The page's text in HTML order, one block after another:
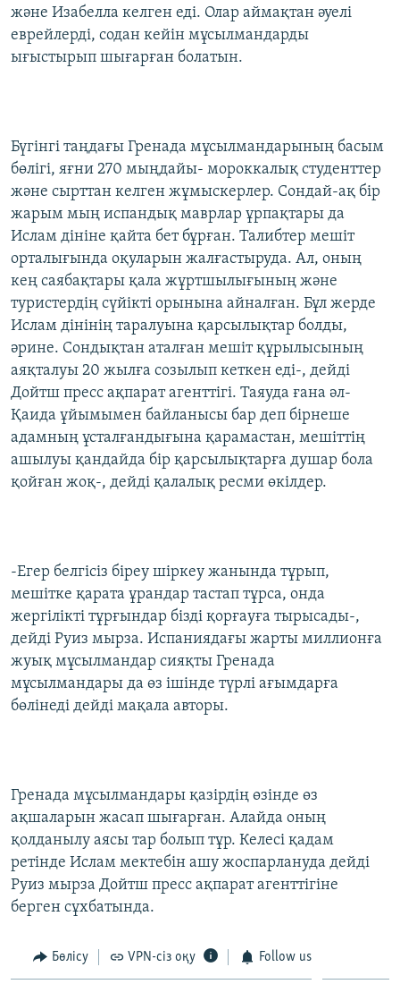
және Изабелла келген еді. Олар аймақтан әуелі
еврейлерді, содан кейін мұсылмандарды
ығыстырып шығарған болатын.
Бүгінгі таңдағы Гренада мұсылмандарының басым
бөлігі, яғни 270 мыңдайы- мороккалық студенттер
және сырттан келген жұмыскерлер. Сондай-ақ бір
жарым мың испандық маврлар ұрпақтары да
Ислам дініне қайта бет бұрған. Талибтер мешіт
орталығында оқуларын жалғастыруда. Ал, оның
кең саябақтары қала жұртшылығының және
туристердің сүйікті орынына айналған. Бұл жерде
Ислам дінінің таралуына қарсылықтар болды,
әрине. Сондықтан аталған мешіт құрылысының
аяқталуы 20 жылға созылып кеткен еді-, дейді
Дойтш пресс ақпарат агенттігі. Таяуда ғана әл-
Қаида ұйымымен байланысы бар деп бірнеше
адамның ұсталғандығына қарамастан, мешіттің
ашылуы қандайда бір қарсылықтарға душар бола
қойған жоқ-, дейді қалалық ресми өкілдер.
-Егер белгісіз біреу шіркеу жанында тұрып,
мешітке қарата ұрандар тастап тұрса, онда
жергілікті тұрғындар бізді қорғауға тырысады-,
дейді Руиз мырза. Испаниядағы жарты миллионға
жуық мұсылмандар сияқты Гренада
мұсылмандары да өз ішінде түрлі ағымдарға
бөлінеді дейді мақала авторы.
Гренада мұсылмандары қазірдің өзінде өз
ақшаларын жасап шығарған. Алайда оның
қолданылу аясы тар болып тұр. Келесі қадам
ретінде Ислам мектебін ашу жоспарлануда дейді
Руиз мырза Дойтш пресс ақпарат агенттігіне
берген сұхбатында.
Бөлісу VPN-сіз оқу Follow us